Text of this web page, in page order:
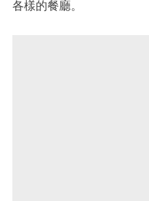
各樣的餐廳。